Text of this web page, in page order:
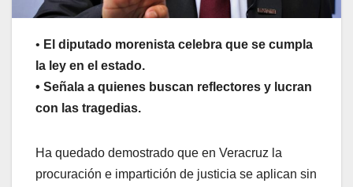
• El diputado morenista celebra que se cumpla
la ley en el estado.
• Señala a quienes buscan reflectores y lucran
con las tragedias.
Ha quedado demostrado que en Veracruz la
procuración e impartición de justicia se aplican sin